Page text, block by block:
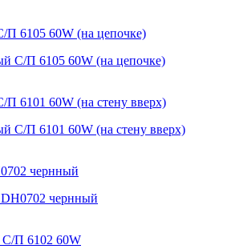
С/П 6105 60W (на цепочке)
С/П 6101 60W (на стену вверх)
чернный